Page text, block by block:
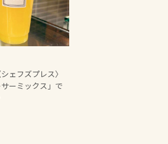
ェフズプレス〉
ーミックス」で